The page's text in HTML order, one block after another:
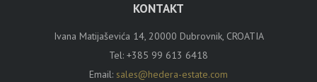
KONTAKT
Ivana Matijaševića 14, 20000 Dubrovnik, CROATIA
Tel: +385 99 613 6418
Email: sales@hedera-estate.com